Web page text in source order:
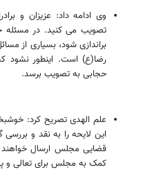
وی ادامه داد: عزیزان و
تصویب می کنید. در
براندازی شود، بسیاری از
رضا(ع) است. اینطور نشود
حجابی به تصویب برسد.
علم الهدی تصریح کرد:
این لایحه را به نقد و
قضایی مجلس ارسال خواهند
کمک به مجلس برای تعالی و